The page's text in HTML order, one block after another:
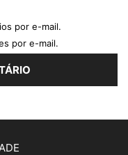
por e-mail.
por e-mail.